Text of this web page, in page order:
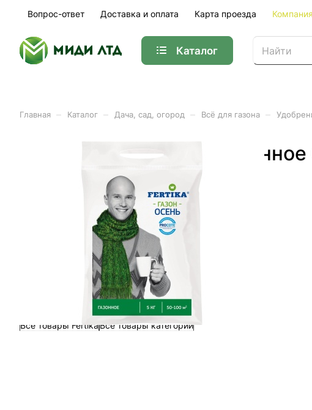
Вопрос-ответ Доставка и оплата Карта проезда Компания
Каталог
Главная Каталог Дача, сад, огород Всё для газона
Удобрение Фертика
Все товары FertikaВсе товары категории